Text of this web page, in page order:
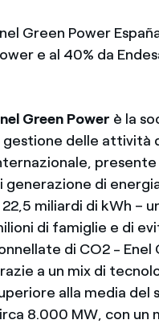
Green Power
e al 40% da
Green Power è la
gestione delle attività
generazione di
22,5 miliardi di kWh –
di famiglie e di
di CO2 - Enel
a un mix di
alla media del
8.000 MW, con un